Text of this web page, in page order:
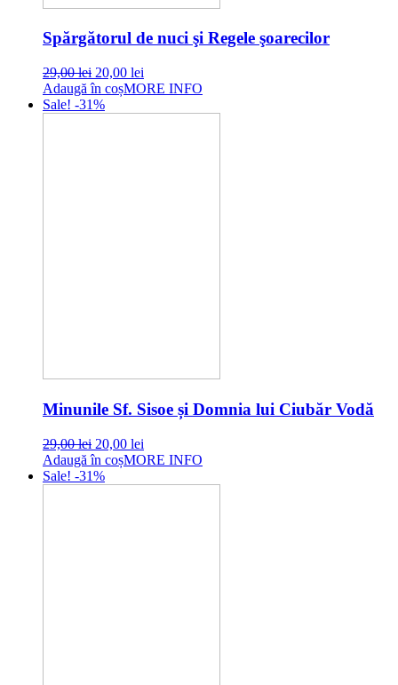
Spărgătorul de nuci şi Regele şoarecilor
29,00lei Original
price
was:
20,00 lei
price
Adaugă în coșMORE INFO
Sale! -31%
Minunile Sf. Sisoe și Domnia lui Ciubăr Vodă
29,00lei Original
price
was:
20,00 lei
price
Adaugă în coșMORE INFO
Sale! -31%